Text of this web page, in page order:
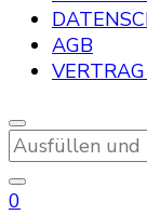
AGB
Suchst
du
nach
0